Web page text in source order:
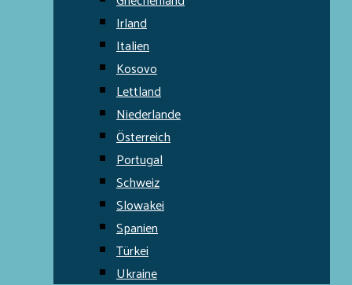
Irland
Italien
Kosovo
Lettland
Niederlande
Österreich
Portugal
Schweiz
Slowakei
Spanien
Türkei
Ukraine